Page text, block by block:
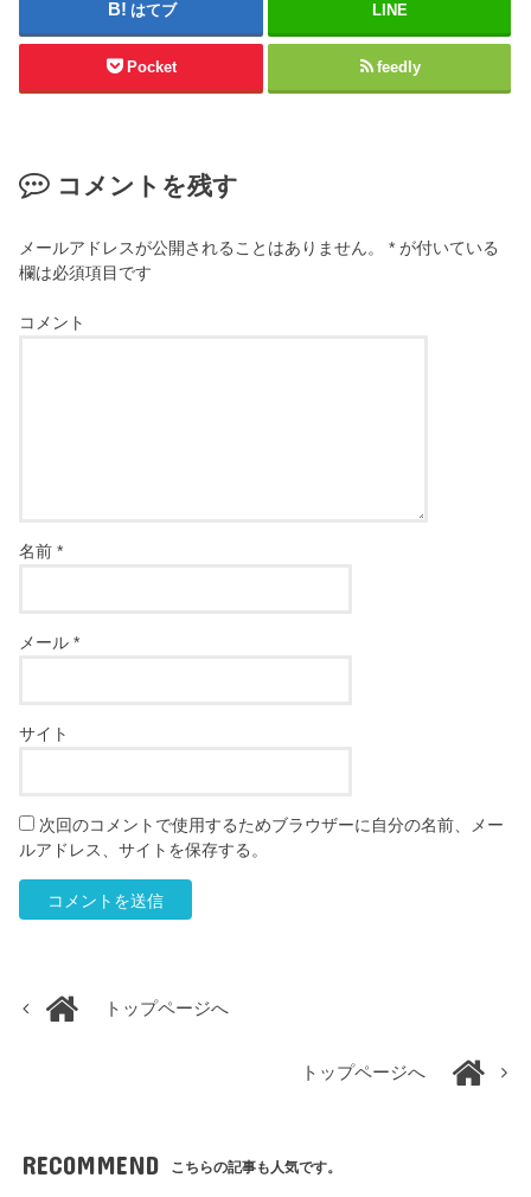
はてブ LINE
Pocket feedly
コメントを残す
メールアドレスが公開されることはありません。 * が付いている
欄は必須項目です
コメント
名前*
メール*
サイト
次回のコメントで使用するためブラウザーに自分の名前、メー
ルアドレス、サイトを保存する。
トップページへ
トップページへ
RECOMMEND こちらの記事も人気です。